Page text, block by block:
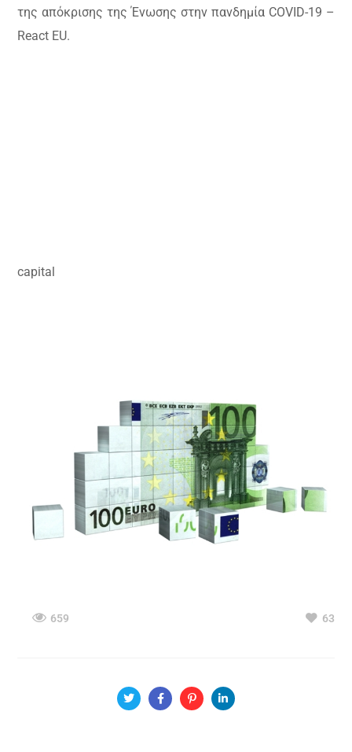
της απόκρισης της Ένωσης στην πανδημία COVID-19 –
React EU.
capital
659 63